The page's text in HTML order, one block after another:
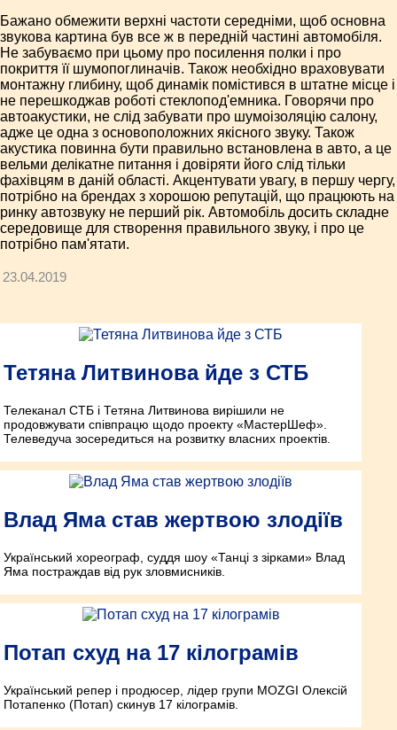
Бажано обмежити верхні частоти середніми, щоб основна
звукова картина був все ж в передній частині автомобіля.
Не забуваємо при цьому про посилення полки і про
покриття її шумопоглиначів. Також необхідно враховувати
монтажну глибину, щоб динамік помістився в штатне місце і
не перешкоджав роботі стеклопод'емника. Говорячи про
автоакустики, не слід забувати про шумоізоляцію салону,
адже це одна з основоположних якісного звуку. Також
акустика повинна бути правильно встановлена в авто, а це
вельми делікатне питання і довіряти його слід тільки
фахівцям в даній області. Акцентувати увагу, в першу чергу,
потрібно на брендах з хорошою репутацій, що працюють на
ринку автозвуку не перший рік. Автомобіль досить складне
середовище для створення правильного звуку, і про це
потрібно пам'ятати.
23.04.2019
Тетяна Литвинова йде з СТБ
Телеканал СТБ і Тетяна Литвинова вирішили не
продовжувати співпрацю щодо проекту «МастерШеф».
Телеведуча зосередиться на розвитку власних проектів.
Влад Яма став жертвою злодіїв
Український хореограф, суддя шоу «Танці з зірками» Влад
Яма постраждав від рук зловмисників.
Потап схуд на 17 кілограмів
Український репер і продюсер, лідер групи MOZGI Олексій
Потапенко (Потап) скинув 17 кілограмів.